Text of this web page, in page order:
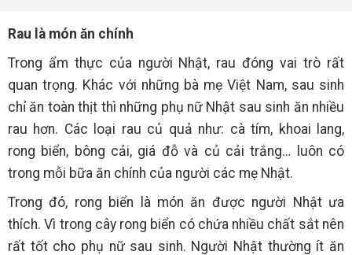
Rau là món ăn chính
Trong ẩm thực của người Nhật, rau đóng vai trò rất
quan trọng. Khác với những bà mẹ Việt Nam, sau sinh
chỉ ăn toàn thịt thì những phụ nữ Nhật sau sinh ăn nhiều
rau hơn. Các loại rau củ quả như: cà tím, khoai lang,
rong biển, bông cải, giá đỗ và củ cải trắng… luôn có
trong mỗi bữa ăn chính của người các mẹ Nhật.
Trong đó, rong biển là món ăn được người Nhật ưa
thích. Vì trong cây rong biển có chứa nhiều chất sắt nên
rất tốt cho phụ nữ sau sinh. Người Nhật thường ít ăn